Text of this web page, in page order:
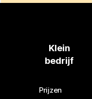
Klein
bedrijf
Prijzen